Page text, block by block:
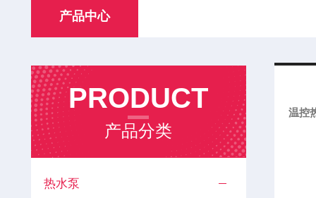
产品中心
PRODUCT
产品分类
热水泵
温控